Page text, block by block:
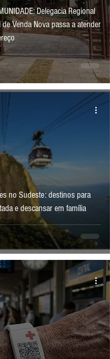
Delegacia Regional
Venda Nova passa a atender
no Sudeste: destinos para
e descansar em família